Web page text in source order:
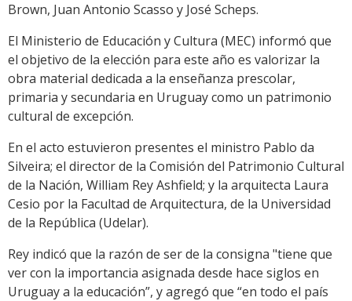
Brown, Juan Antonio Scasso y José Scheps.
El Ministerio de Educación y Cultura (MEC) informó que
el objetivo de la elección para este año es valorizar la
obra material dedicada a la enseñanza prescolar,
primaria y secundaria en Uruguay como un patrimonio
cultural de excepción.
En el acto estuvieron presentes el ministro Pablo da
Silveira; el director de la Comisión del Patrimonio Cultural
de la Nación, William Rey Ashfield; y la arquitecta Laura
Cesio por la Facultad de Arquitectura, de la Universidad
de la República (Udelar).
Rey indicó que la razón de ser de la consigna "tiene que
ver con la importancia asignada desde hace siglos en
Uruguay a la educación”, y agregó que “en todo el país